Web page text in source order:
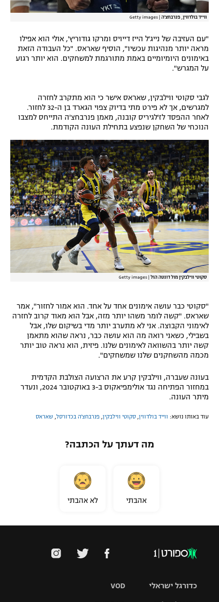
ווייד בולדווין, פנרבחצ'ה Getty images
"עם העזיבה של נייג'ל הייז דייויס ומרקו גודוריץ', אולי הוא אפילו
מראה יותר מנהיגות עכשיו", הוסיף שאראס. "כל העבודה הזאת
באימונים היומיומיים באמת מתורגמת למשחקים. הוא יותר רגוע
על המגרש".
לגבי סקוטי ווילבקין, שאראס אישר כי הוא מתקרב לחזרה
למגרשים, אך לא פירט מתי בדיוק צפוי הגארד בן ה-32 לחזור.
לאחר ההפסד לז'לגיריס קובנה, מאמן פנרבחצ'ה התייחס למצבו
הנוכחי של השחקן שנפצע בתחילת העונה הקודמת.
סקוטי ווילבקין מול דונטה הול Getty images
"סקוטי כבר עושה אימונים אחד על אחד. הוא אמור לחזור", אמר
שאראס. "קשה לומר משהו יותר מזה, אבל הוא מאוד קרוב לחזרה
לאימוני הקבוצה. אני לא מתערב יותר מדי בשיקום שלו, אבל
בשבילי, כשאני רואה מה הוא עושה כבר, נראה שהוא מתאמן
קשה יותר בהשוואה לאימונים שלנו. פיזית, הוא נראה טוב יותר
מכמה מהשחקנים שלנו שמשחקים".
בעונה שעברה, ווילבקין קרע את הרצועה הצולבת הקדמית
במחזור הפתיחה נגד אולימפיאקוס ב-3 באוקטובר 2024, ונעדר
מיתר העונה.
עוד באותו נושא: ווייד בולדווין סקוטי ווילבקין פנרבחצ'ה בכדורסל שאראס
מה דעתך על הכתבה?
אהבתי לא אהבתי
VOD כדורגל ישראלי